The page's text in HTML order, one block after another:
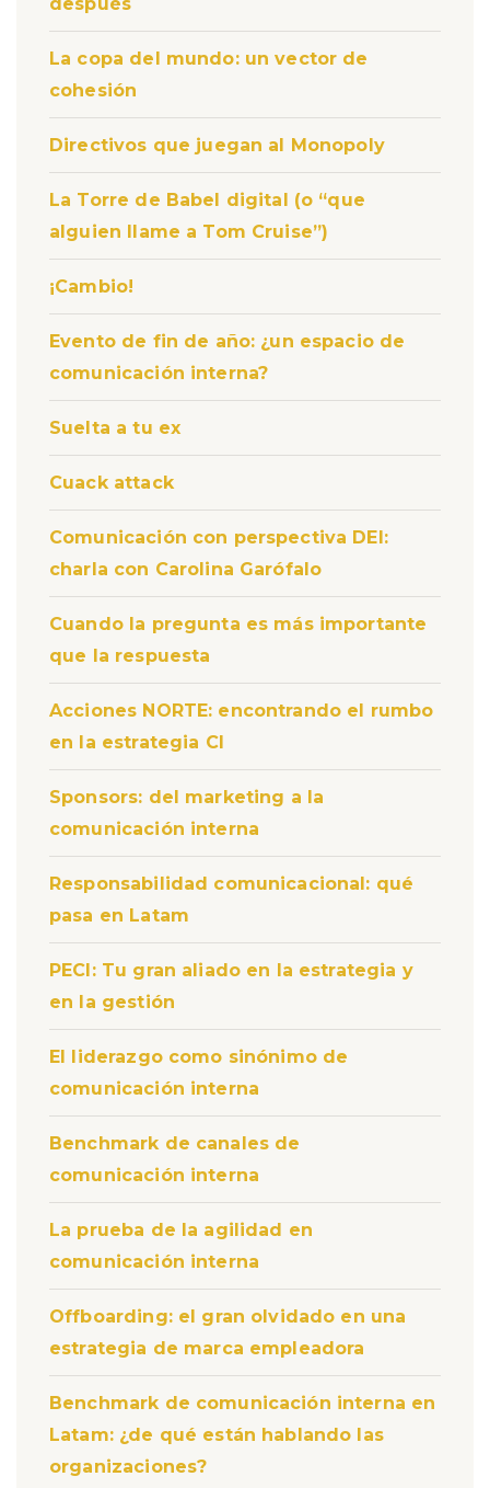
La copa del mundo: un vector de
cohesión
Directivos que juegan al Monopoly
La Torre de Babel digital (o “que
alguien llame a Tom Cruise”)
¡Cambio!
Evento de fin de año: ¿un espacio de
comunicación interna?
Suelta a tu ex
Cuack attack
Comunicación con perspectiva DEI:
charla con Carolina Garófalo
Cuando la pregunta es más importante
que la respuesta
Acciones NORTE: encontrando el rumbo
en la estrategia CI
Sponsors: del marketing a la
comunicación interna
Responsabilidad comunicacional: qué
pasa en Latam
PECI: Tu gran aliado en la estrategia y
en la gestión
El liderazgo como sinónimo de
comunicación interna
Benchmark de canales de
comunicación interna
La prueba de la agilidad en
comunicación interna
Offboarding: el gran olvidado en una
estrategia de marca empleadora
Benchmark de comunicación interna en
Latam: ¿de qué están hablando las
organizaciones?